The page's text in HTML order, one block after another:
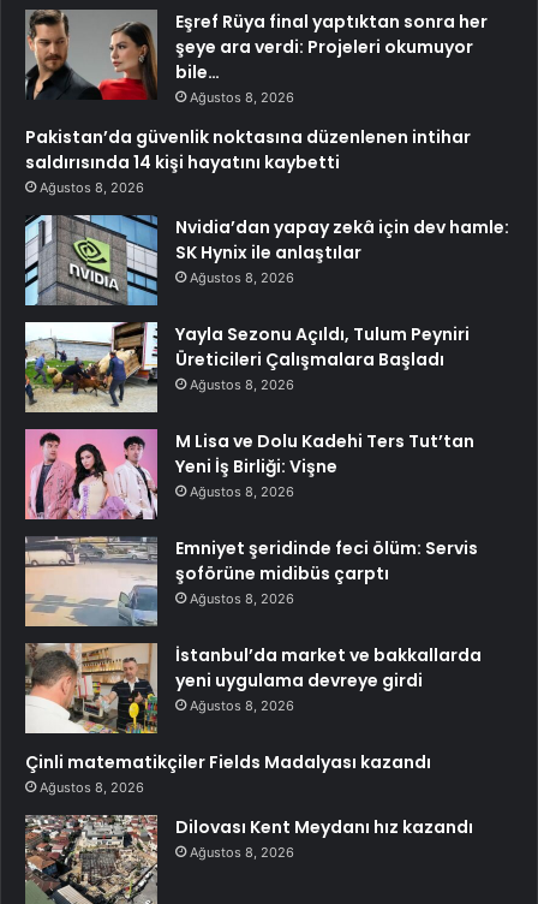
Eşref Rüya final yaptıktan sonra her
şeye ara verdi: Projeleri okumuyor
bile…
Ağustos 8, 2026
Pakistan’da güvenlik noktasına düzenlenen intihar
saldırısında 14 kişi hayatını kaybetti
Ağustos 8, 2026
Nvidia’dan yapay zekâ için dev hamle:
SK Hynix ile anlaştılar
Ağustos 8, 2026
Yayla Sezonu Açıldı, Tulum Peyniri
Üreticileri Çalışmalara Başladı
Ağustos 8, 2026
M Lisa ve Dolu Kadehi Ters Tut’tan
Yeni İş Birliği: Vişne
Ağustos 8, 2026
Emniyet şeridinde feci ölüm: Servis
şoförüne midibüs çarptı
Ağustos 8, 2026
İstanbul’da market ve bakkallarda
yeni uygulama devreye girdi
Ağustos 8, 2026
Çinli matematikçiler Fields Madalyası kazandı
Ağustos 8, 2026
Dilovası Kent Meydanı hız kazandı
Ağustos 8, 2026